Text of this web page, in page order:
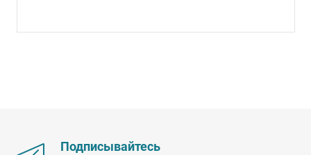
Подписывайтесь